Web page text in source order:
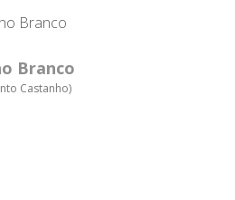
Branco
Castanho)